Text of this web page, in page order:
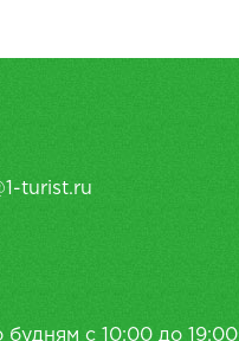
turist.ru
будням с 10:00 до 19:00